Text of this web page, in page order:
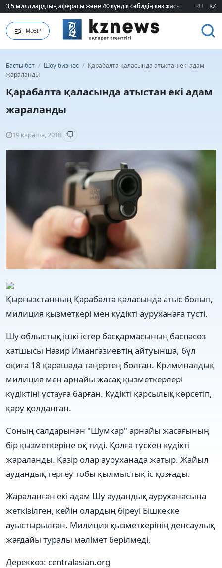
3,5 миллиардтың аферасы және 40 күндік сәбидің көз жасы:
3,5 миллиардтың аферасы және 40 күндік сәбидің көз жасы: RU KZ
МӘЗІР
Басты бет / Шоу-бизнес / Қарабалта қаласында атыстан екі адам
жараланды
Қарабалта қаласында атыстан екі адам
жараланды
19 қараша, 2018
Қырғызстанның Қарабалта қаласында атыс болып,
милиция қызметкері мен күдікті ауруханаға түсті.
Шу облыстық ішкі істер басқармасының баспасөз
хатшысы Назир Имангазиевтің айтуынша, бұл
оқиға 18 қарашада таңертең болған. Криминалдық
милиция мен арнайы жасақ қызметкерлері
күдіктіні ұстауға барған. Күдікті қарсылық көрсетіп,
қару қолданған.
Соның салдарынан "Шумкар" арнайы жасағының
бір қызметкеріне оқ тиді. Қолға түскен күдікті
жараланды. Қазір олар ауруханада жатыр. Жайыл
аудандық тергеу тобы қылмыстық іс қозғады.
Жараланған екі адам Шу аудандық ауруханасына
жеткізілген, кейін олардың біреуі Бішкекке
ауыстырылған. Милиция қызметкерінің денсаулық
жағдайы туралы мәлімет берілмеді.
Дереккөз: centralasian.org